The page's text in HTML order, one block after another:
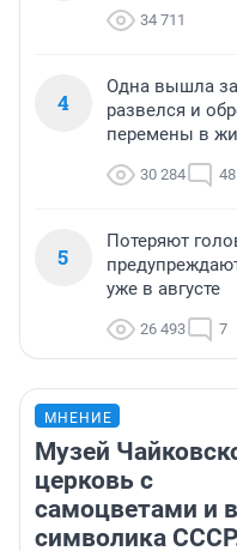
34 711
4
Одна вышла
развелся и
перемены в
30 284 48
5
Потеряют
уже в августе
26 493 7
МНЕНИЕ
Музей
церковь с
самоцветами и
символика